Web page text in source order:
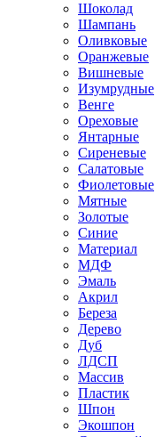
Шоколад
Шампань
Оливковые
Оранжевые
Вишневые
Изумрудные
Венге
Ореховые
Янтарные
Сиреневые
Салатовые
Фиолетовые
Мятные
Золотые
Синие
Материал
МДФ
Эмаль
Акрил
Береза
Дерево
Дуб
ЛДСП
Массив
Пластик
Шпон
Экошпон